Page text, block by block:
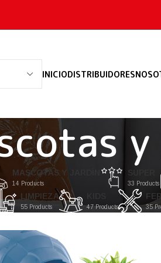
INICIODISTRIBUIDORES
MASCOTAS Y JARDÍN
14 Products 33 Products
LIMPIEZA
55 Products 47 Products 35